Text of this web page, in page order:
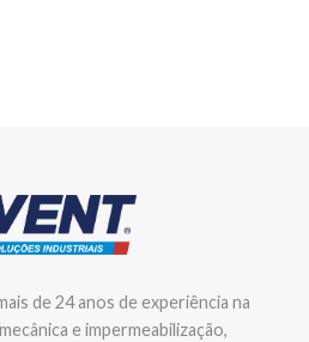
de 24 anos de experiência na
e impermeabilização,